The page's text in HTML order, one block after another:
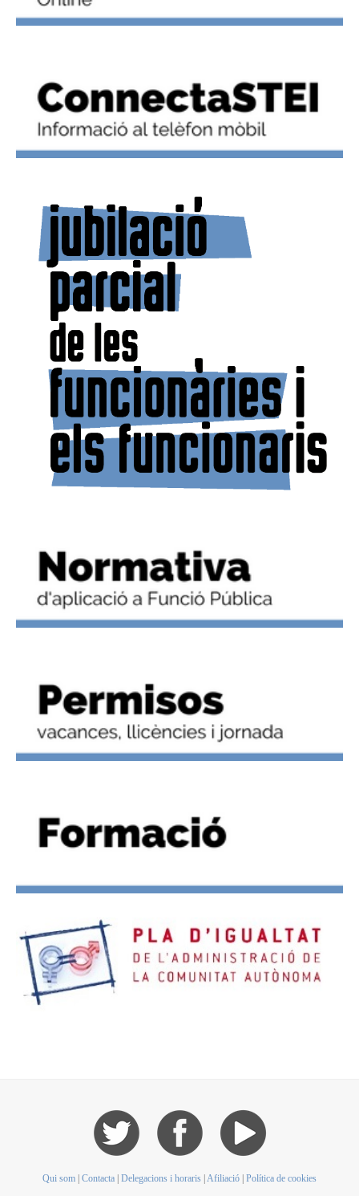
Qui som Contacta Delegacions i horaris Afiliació Política de cookies